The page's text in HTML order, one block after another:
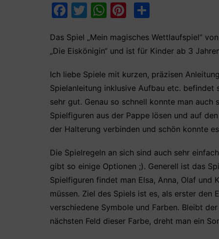
F
c
e
b
o
o
k
T
itt
er
W
at
s
A
p
p
Pi
er
e
st
le
n
Das Spiel „Mein magisches Wettlaufspiel“
„Die Eiskönigin“ und ist für Kinder ab 3
Ich liebe Spiele mit kurzen, präzisen
Spielanleitung inklusive Aufbau etc.
sehr gut. Genau so schnell konnte man
Spielfiguren aus der Pappe lösen und auf
der Halterung verbinden und schön konnte
Die Spielregeln an sich sind auch sehr
gibt so einige Optionen ;). Generell ist das
Spielfiguren findet man Elsa, Anna, Olaf
müssen. Ziel des Spiels ist es, als erster
verschiedene Symbole und Farben. Bleibt
nächsten Feld dieser Farbe, dreht man ein